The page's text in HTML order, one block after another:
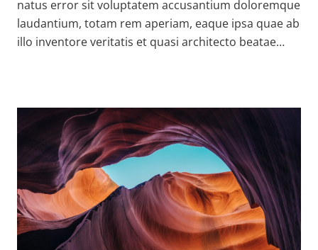
natus error sit voluptatem accusantium doloremque
laudantium, totam rem aperiam, eaque ipsa quae ab
illo inventore veritatis et quasi architecto beatae…